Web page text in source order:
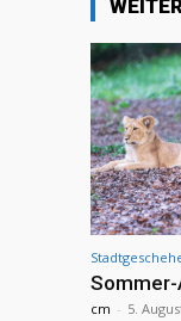
cm - 5.